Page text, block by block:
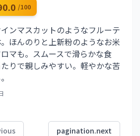
/100
ンマスカットのようなフルーテ
ほんのりと上新粉のようなお米
マも。スムースで滑らかな食
りで親しみやすい。軽やかな苦
pagination.next